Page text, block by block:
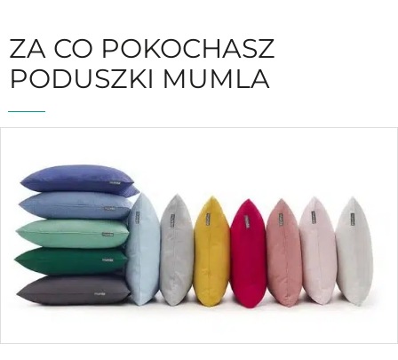
ZA CO POKOCHASZ
PODUSZKI MUMLA